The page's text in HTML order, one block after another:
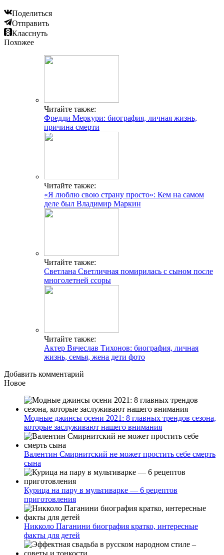
Поделиться
Отправить
Класснуть
Похожее
Читайте также:
Фредди Меркури: биография, личная жизнь,
причина смерти
Читайте также:
«Я люблю свою страну просто»: Кем на самом
деле был Владимир Маркин
Читайте также:
Светлана Светличная помирилась с сыном после
многолетней ссоры
Читайте также:
Актер Вячеслав Тихонов: биография, личная
жизнь, семья, жена дети фото
Добавить комментарий
Новое
Модные джинсы осени 2021: 8 главных трендов сезона,
которые заслуживают нашего внимания
Валентин Смирнитский не может простить себе смерть
сына
Курица на пару в мультиварке — 6 рецептов
приготовления
Никколо Паганини биография кратко, интересные
факты для детей